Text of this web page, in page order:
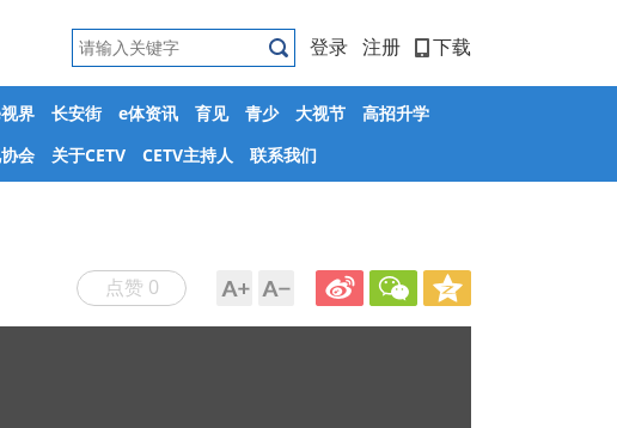
登录 注册 下载
界 长安街 e体资讯 育见 青少 大视节
高招升学
会 关于CETV CETV主持人 联系我们
点赞 0